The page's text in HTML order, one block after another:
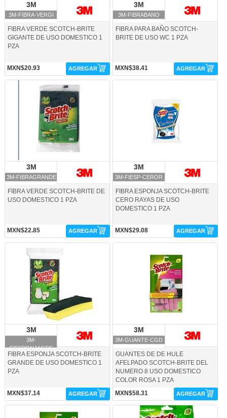
3M
3M-FIBRA-VERGI
FIBRA VERDE SCOTCH-BRITE
GIGANTE DE USO DOMESTICO 1
PZA
MXN$20.93 AGREGAR
3M
3M-FIBRABANO
FIBRA PARA BAÑO SCOTCH-
BRITE DE USO WC 1 PZA
MXN$38.41 AGREGAR
3M-FIBRAGRANDE-3M
3M
3M-FIBRAGRANDE
FIBRA VERDE SCOTCH-BRITE DE
USO DOMESTICO 1 PZA
MXN$22.85 AGREGAR
3M
3M-FIESP-CEROR
FIBRA ESPONJA SCOTCH-BRITE
CERO RAYAS DE USO
DOMESTICO 1 PZA
MXN$29.08 AGREGAR
3M-FIESPONJAGDE-3M
3M
3M-
FIESPONJAGDE
FIBRA ESPONJA SCOTCH-BRITE
GRANDE DE USO DOMESTICO 1
PZA
MXN$37.14 AGREGAR
3M
3M-GUANTE-CGD
GUANTES DE DE HULE
AFELPADO SCOTCH-BRITE DEL
NUMERO 8 USO DOMESTICO
COLOR ROSA 1 PZA
MXN$58.31
AGREGAR
3M-GUANTE-GRAN-3M